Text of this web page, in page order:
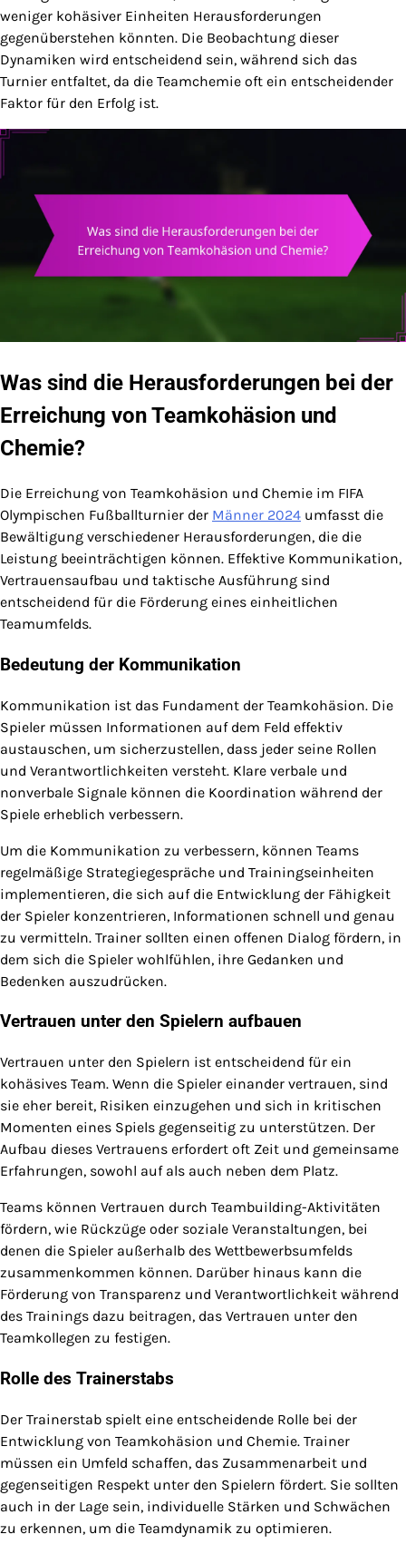
weniger kohäsiver Einheiten Herausforderungen
gegenüberstehen könnten. Die Beobachtung dieser
Dynamiken wird entscheidend sein, während sich das
Turnier entfaltet, da die Teamchemie oft ein entscheidender
Faktor für den Erfolg ist.
Was sind die Herausforderungen bei der
Erreichung von Teamkohäsion und
Chemie?
Die Erreichung von Teamkohäsion und Chemie im FIFA
Olympischen Fußballturnier der Männer 2024 umfasst die
Bewältigung verschiedener Herausforderungen, die die
Leistung beeinträchtigen können. Effektive Kommunikation,
Vertrauensaufbau und taktische Ausführung sind
entscheidend für die Förderung eines einheitlichen
Teamumfelds.
Bedeutung der Kommunikation
Kommunikation ist das Fundament der Teamkohäsion. Die
Spieler müssen Informationen auf dem Feld effektiv
austauschen, um sicherzustellen, dass jeder seine Rollen
und Verantwortlichkeiten versteht. Klare verbale und
nonverbale Signale können die Koordination während der
Spiele erheblich verbessern.
Um die Kommunikation zu verbessern, können Teams
regelmäßige Strategiegespräche und Trainingseinheiten
implementieren, die sich auf die Entwicklung der Fähigkeit
der Spieler konzentrieren, Informationen schnell und genau
zu vermitteln. Trainer sollten einen offenen Dialog fördern, in
dem sich die Spieler wohlfühlen, ihre Gedanken und
Bedenken auszudrücken.
Vertrauen unter den Spielern aufbauen
Vertrauen unter den Spielern ist entscheidend für ein
kohäsives Team. Wenn die Spieler einander vertrauen, sind
sie eher bereit, Risiken einzugehen und sich in kritischen
Momenten eines Spiels gegenseitig zu unterstützen. Der
Aufbau dieses Vertrauens erfordert oft Zeit und gemeinsame
Erfahrungen, sowohl auf als auch neben dem Platz.
Teams können Vertrauen durch Teambuilding-Aktivitäten
fördern, wie Rückzüge oder soziale Veranstaltungen, bei
denen die Spieler außerhalb des Wettbewerbsumfelds
zusammenkommen können. Darüber hinaus kann die
Förderung von Transparenz und Verantwortlichkeit während
des Trainings dazu beitragen, das Vertrauen unter den
Teamkollegen zu festigen.
Rolle des Trainerstabs
Der Trainerstab spielt eine entscheidende Rolle bei der
Entwicklung von Teamkohäsion und Chemie. Trainer
müssen ein Umfeld schaffen, das Zusammenarbeit und
gegenseitigen Respekt unter den Spielern fördert. Sie sollten
auch in der Lage sein, individuelle Stärken und Schwächen
zu erkennen, um die Teamdynamik zu optimieren.